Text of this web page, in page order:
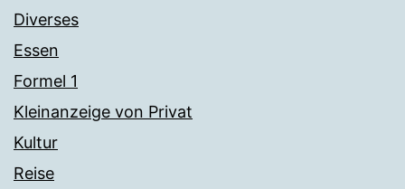
Diverses
Essen
Formel 1
Kleinanzeige von Privat
Kultur
Reise